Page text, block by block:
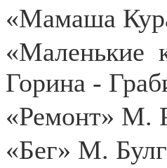
«Мамаша
«Маленькие
Горина -
«Ремонт» М.
«Бег» М.